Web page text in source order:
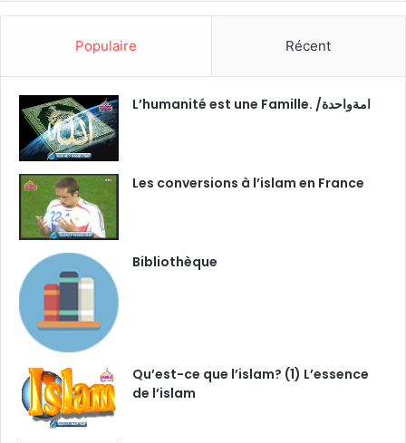
Populaire Récent
L’humanité est une Famille. /امةواحدة
Les conversions à l’islam en France
Bibliothèque
Qu’est-ce que l’islam? (1) L’essence
de l’islam